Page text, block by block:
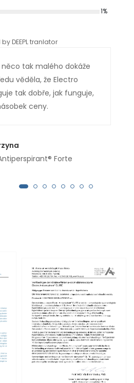
1%
DEEPL tranlator
tak malého dokáže
věděla, že Electro
tak dobře, jak funguje,
ceny.
Forte